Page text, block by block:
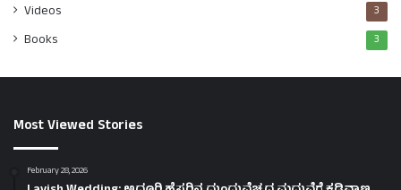
Videos 3
Books 3
Most Viewed Stories
February 28, 2026